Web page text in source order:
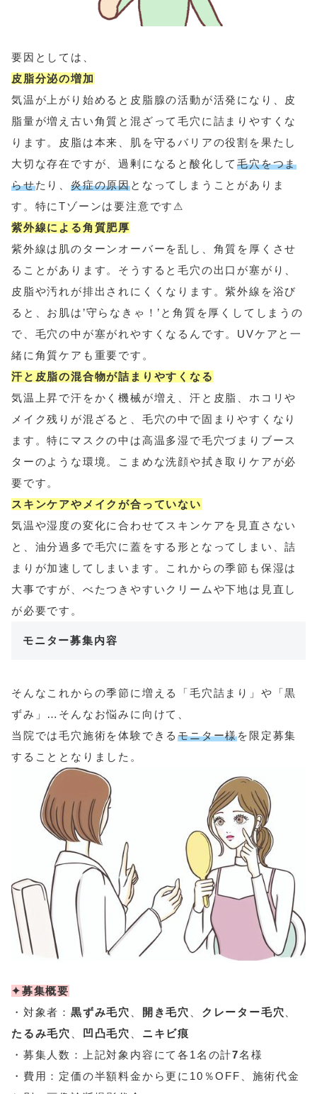
要因としては、
皮脂分泌の増加
気温が上がり始めると皮脂腺の活動が活発になり、皮
脂量が増え古い角質と混ざって毛穴に詰まりやすくな
ります。皮脂は本来、肌を守るバリアの役割を果たし
大切な存在ですが、過剰になると酸化して毛穴をつま
らせたり、炎症の原因となってしまうことがありま
す。特にTゾーンは要注意です⚠
紫外線による角質肥厚
紫外線は肌のターンオーバーを乱し、角質を厚くさせ
ることがあります。そうすると毛穴の出口が塞がり、
皮脂や汚れが排出されにくくなります。紫外線を浴び
ると、お肌は’守らなきゃ！’と角質を厚くしてしまうの
で、毛穴の中が塞がれやすくなるんです。UVケアと一
緒に角質ケアも重要です。
汗と皮脂の混合物が詰まりやすくなる
気温上昇で汗をかく機械が増え、汗と皮脂、ホコリや
メイク残りが混ざると、毛穴の中で固まりやすくなり
ます。特にマスクの中は高温多湿で毛穴づまりブース
ターのような環境。こまめな洗顔や拭き取りケアが必
要です。
スキンケアやメイクが合っていない
気温や湿度の変化に合わせてスキンケアを見直さない
と、油分過多で毛穴に蓋をする形となってしまい、詰
まりが加速してしまいます。これからの季節も保湿は
大事ですが、べたつきやすいクリームや下地は見直し
が必要です。
モニター募集内容
そんなこれからの季節に増える「毛穴詰まり」や「黒
ずみ」…そんなお悩みに向けて、
当院では毛穴施術を体験できるモニター様を限定募集
することとなりました。
✦募集概要
・対象者： 黒ずみ毛穴 開き毛穴 クレーター毛穴
たるみ毛穴
凹凸毛穴
ニキビ痕
・募集人数：上記対象内容にて各1名の計7名様
・費用：定価の半額料金から更に10％OFF、施術代金